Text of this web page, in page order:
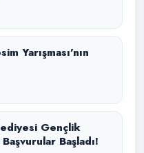
Yarışması’nın
Gençlik
Başladı!